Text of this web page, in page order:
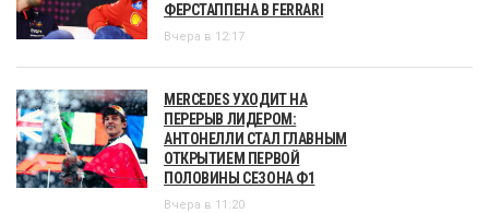
ФЕРСТАППЕНА В FERRARI
Вчера в 12:17
MERCEDES УХОДИТ НА
ПЕРЕРЫВ ЛИДЕРОМ:
АНТОНЕЛЛИ СТАЛ ГЛАВНЫМ
ОТКРЫТИЕМ ПЕРВОЙ
ПОЛОВИНЫ СЕЗОНА Ф1
Вчера в 11:20